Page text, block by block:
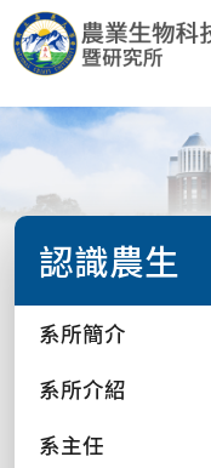
認識農生
系所簡介
系所介紹
系主任